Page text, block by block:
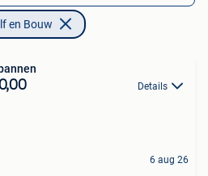
en Bouw
Details
6 aug 26